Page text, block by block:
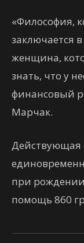
«Философия,
заключается
женщина,
знать, что у
финансовый
Марчак.
Действующая
при
помощь 860